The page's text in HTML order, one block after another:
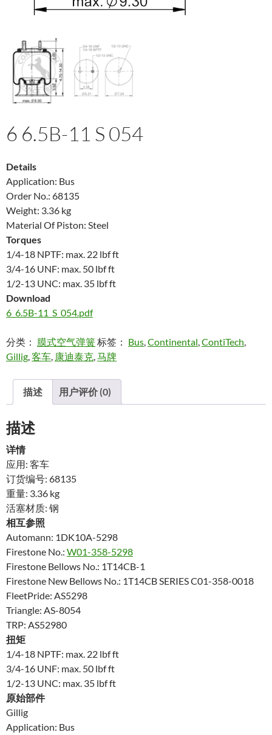
6 6.5B-11 S 054
Details
Application: Bus
Order No.: 68135
Weight: 3.36 kg
Material Of Piston: Steel
Torques
1/4-18 NPTF: max. 22 lbf ft
3/4-16 UNF: max. 50 lbf ft
1/2-13 UNC: max. 35 lbf ft
Download
6_6.5B-11_S_054.pdf
分类： 膜式空气弹簧标签： Bus Continental ContiTech
Gillig 客车 康迪泰克 马牌
描述 用户评价 (0)
描述
详情
应用: 客车
订货编号: 68135
重量: 3.36 kg
活塞材质: 钢
相互参照
Automann: 1DK10A-5298
Firestone No.: W01-358-5298
Firestone Bellows No.: 1T14CB-1
Firestone New Bellows No.: 1T14CB SERIES C01-358-0018
FleetPride: AS5298
Triangle: AS-8054
TRP: AS52980
扭矩
1/4-18 NPTF: max. 22 lbf ft
3/4-16 UNF: max. 50 lbf ft
1/2-13 UNC: max. 35 lbf ft
原始部件
Gillig
Application: Bus